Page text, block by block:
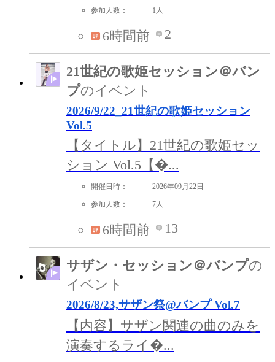
参加人数： 1人
6時間前 2
21世紀の歌姫セッション＠バン
プのイベント
2026/9/22_21世紀の歌姫セッション
Vol.5
【タイトル】21世紀の歌姫セッ
ション Vol.5【�...
開催日時： 2026年09月22日
参加人数： 7人
6時間前 13
サザン・セッション＠バンプの
イベント
2026/8/23,サザン祭@バンプ Vol.7
【内容】サザン関連の曲のみを
演奏するライ�...